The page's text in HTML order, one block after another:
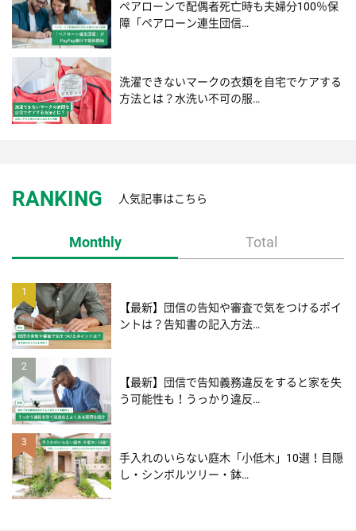
ペアローンで配偶者死亡時も夫婦分100％保
障「ペアローン連生団信…
洗濯できないマークの衣類を自宅でケアする
方法とは？水洗い不可の服…
RANKING 人気記事はこちら
Monthly Total
1
【最新】団信の告知や審査で気をつけるポイ
ントは？告知書の記入方法…
2
【最新】団信で告知義務違反をすると家を失
う可能性も！うっかり違反…
3
手入れのいらない庭木「小低木」10選！目隠
し・シンボルツリー・鉢…